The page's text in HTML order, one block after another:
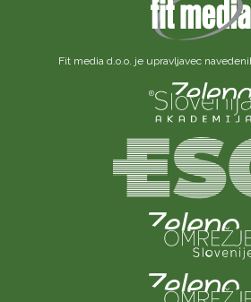
Fit media d.o.o. je upravljavec